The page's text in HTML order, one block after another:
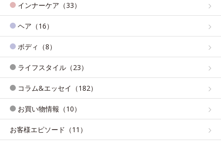
インナーケア（33）
ヘア（16）
ボディ（8）
ライフスタイル（23）
コラム&エッセイ（182）
お買い物情報（10）
お客様エピソード（11）